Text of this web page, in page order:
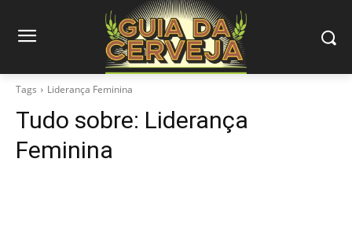
Tags Liderança Feminina
Tudo sobre: Liderança
Feminina